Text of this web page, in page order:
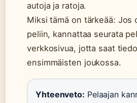
autoja ja ratoja.
Miksi tämä on tärkeää:
peliin, kannattaa seurata
verkkosivua, jotta saat
ensimmäisten joukossa.
Yhteenveto: Pelaajan